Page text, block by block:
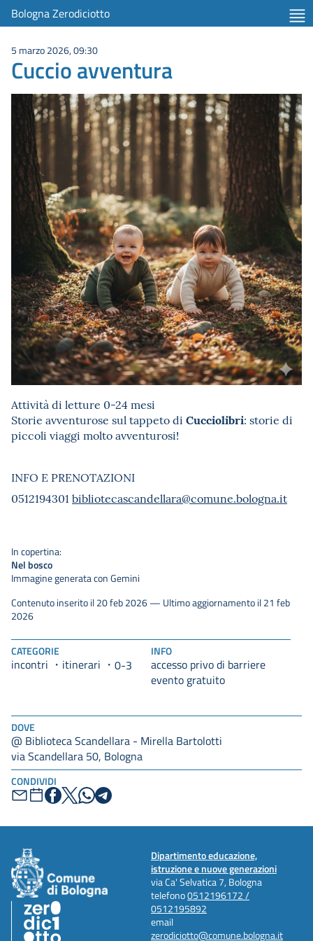
Bologna Zerodiciotto
DOVE
@ Biblioteca Scandellara - Mirella Bartolotti
via Scandellara 50, Bologna
CONDIVIDI
5 marzo 2026, 09:30
Cuccio avventura
Attività di letture 0-24 mesi
Storie avventurose sul tappeto di Cucciolibri: storie di
piccoli viaggi molto avventurosi!
INFO E PRENOTAZIONI
0512194301 bibliotecascandellara@comune.bologna.it
CATEGORIE
incontri itinerari 0-3
INFO
accesso privo di barriere
evento gratuito
In copertina:
Nel bosco
Immagine generata con Gemini
Contenuto inserito il 20 feb 2026 — Ultimo aggiornamento il 21 feb
2026
Dipartimento educazione,
istruzione e nuove generazioni
via Ca' Selvatica 7, Bologna
telefono0512196172 /
0512195892
email
zerodiciotto@comune.bologna.it